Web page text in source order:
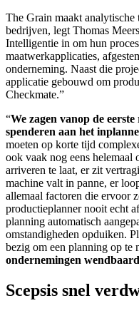
The Grain maakt analytische
bedrijven, legt Thomas
Intelligentie in om hun
maatwerkapplicaties,
onderneming. Naast die
applicatie gebouwd om
Checkmate.”
“We zagen vanop de
spenderen aan het
moeten op korte tijd
ook vaak nog eens helemaal
arriveren te laat, er zit
machine valt in panne, er
allemaal factoren die ervoor
productieplanner nooit echt
planning automatisch
omstandigheden opduiken.
bezig om een planning op te
ondernemingen
Scepsis snel